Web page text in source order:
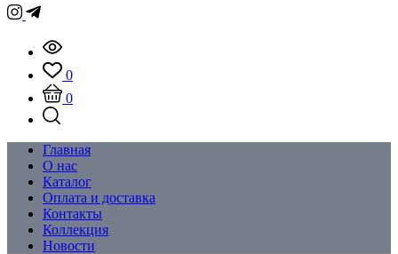
0
0
Главная
О нас
Каталог
Оплата и доставка
Контакты
Коллекция
Новости